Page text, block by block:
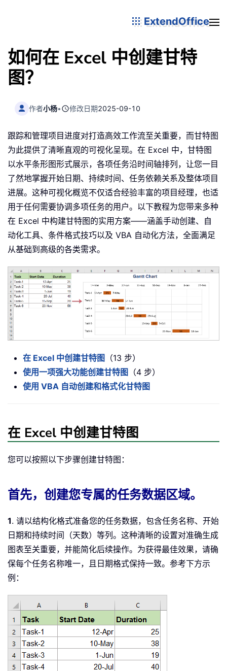
ExtendOffice
如何在 Excel 中创建甘特
图？
作者小杨• 修改日期2025-09-10
跟踪和管理项目进度对打造高效工作流至关重要，而甘特图
为此提供了清晰直观的可视化呈现。在 Excel 中，甘特图
以水平条形图形式展示，各项任务沿时间轴排列，让您一目
了然地掌握开始日期、持续时间、任务依赖关系及整体项目
进展。这种可视化概览不仅适合经验丰富的项目经理，也适
用于任何需要协调多项任务的用户。以下教程为您带来多种
在 Excel 中构建甘特图的实用方案——涵盖手动创建、自
动化工具、条件格式技巧以及 VBA 自动化方法，全面满足
从基础到高级的各类需求。
在 Excel 中创建甘特图 （13 步）
使用一项强大功能创建甘特图 （4 步）
使用 VBA 自动创建和格式化甘特图
在 Excel 中创建甘特图
您可以按照以下步骤创建甘特图：
首先，创建您专属的任务数据区域。
1. 请以结构化格式准备您的任务数据，包含任务名称、开始
日期和持续时间（天数）等列。这种清晰的设置对准确生成
图表至关重要，并能简化后续操作。为获得最佳效果，请确
保每个任务名称唯一，且日期格式保持一致。参考下方示
例：